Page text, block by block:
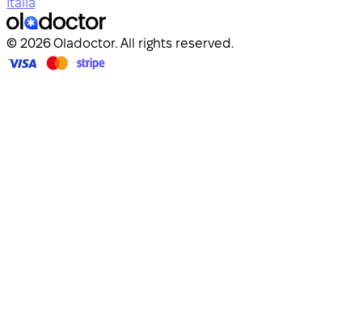
Italia
© 2026 Oladoctor. All rights reserved.